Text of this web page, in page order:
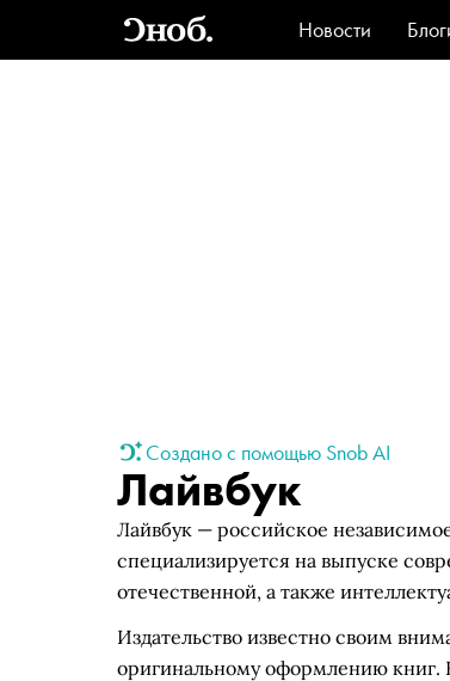
Новости
Создано с помощью Snob AI
Лайвбук
Лайвбук — российское
специализируется на выпуске
отечественной, а также
Издательство известно своим
оригинальному оформлению книг.